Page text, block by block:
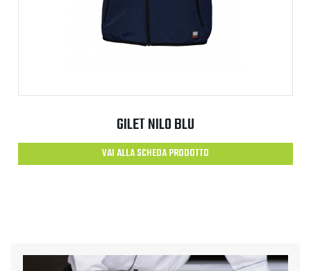
GILET NILO BLU
VAI ALLA SCHEDA PRODOTTO